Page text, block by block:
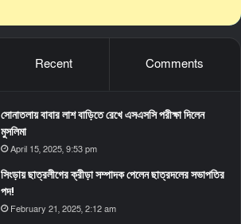
Recent Comments
সোনাতলায় বাবার লাশ বাড়িতে রেখে এসএসসি পরীক্ষা দিলেন
মুসলিমা
April 15, 2025, 9:53 pm
সিংড়ায় ছাত্রলীগের ক্রীড়া সম্পাদক পেলেন ছাত্রদলের সভাপতির
পদ!
February 21, 2025, 2:12 am